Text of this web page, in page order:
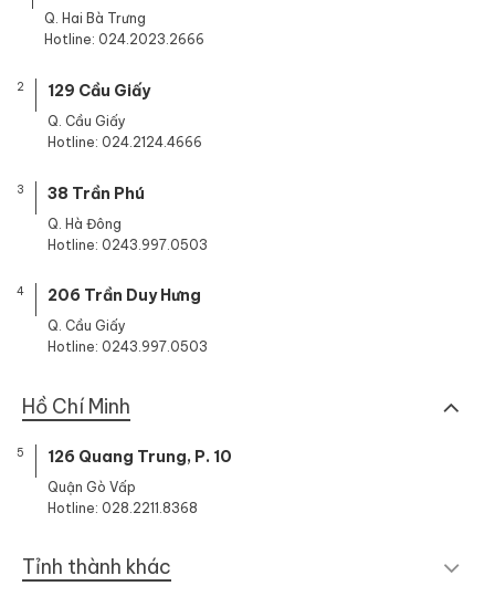
Q. Hai Bà Trưng
Hotline: 024.2023.2666
2 129 Cầu Giấy
Q. Cầu Giấy
Hotline: 024.2124.4666
3 38 Trần Phú
Q. Hà Đông
Hotline: 0243.997.0503
4 206 Trần Duy Hưng
Q. Cầu Giấy
Hotline: 0243.997.0503
Hồ Chí Minh
5 126 Quang Trung, P. 10
Quận Gò Vấp
Hotline: 028.2211.8368
Tỉnh thành khác